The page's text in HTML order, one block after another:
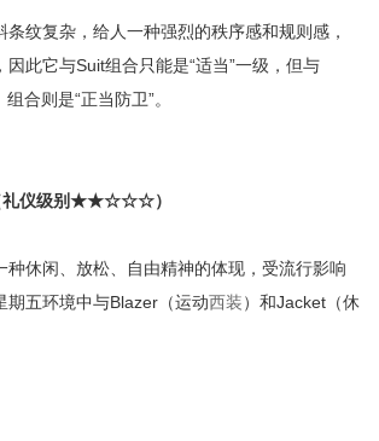
条纹复杂，给人一种强烈的秩序感和规则感，
此它与Suit组合只能是“适当”一级，但与
合则是“正当防卫”。
仪级别★★☆☆☆）
种休闲、放松、自由精神的体现，受流行影响
期五环境中与Blazer（运动西装）和Jacket（休